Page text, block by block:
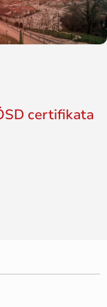
certifikata